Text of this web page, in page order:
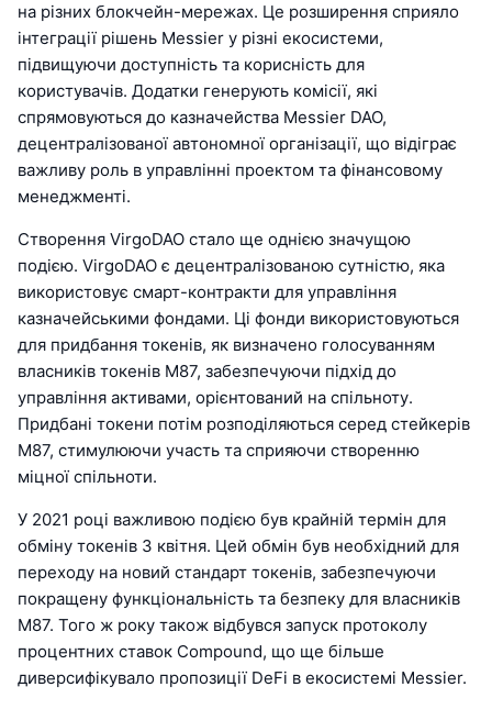
на різних блокчейн-мережах. Це розширення сприяло
інтеграції рішень Messier у різні екосистеми,
підвищуючи доступність та корисність для
користувачів. Додатки генерують комісії, які
спрямовуються до казначейства Messier DAO,
децентралізованої автономної організації, що відіграє
важливу роль в управлінні проектом та фінансовому
менеджменті.
Створення VirgoDAO стало ще однією значущою
подією. VirgoDAO є децентралізованою сутністю, яка
використовує смарт-контракти для управління
казначейськими фондами. Ці фонди використовуються
для придбання токенів, як визначено голосуванням
власників токенів M87, забезпечуючи підхід до
управління активами, орієнтований на спільноту.
Придбані токени потім розподіляються серед стейкерів
M87, стимулюючи участь та сприяючи створенню
міцної спільноти.
У 2021 році важливою подією був крайній термін для
обміну токенів 3 квітня. Цей обмін був необхідний для
переходу на новий стандарт токенів, забезпечуючи
покращену функціональність та безпеку для власників
M87. Того ж року також відбувся запуск протоколу
процентних ставок Compound, що ще більше
диверсифікувало пропозиції DeFi в екосистемі Messier.